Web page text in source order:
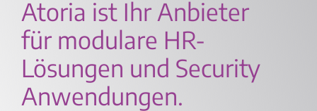
Atoria ist Ihr Anbieter
für modulare HR-
Lösungen und Security
Anwendungen.